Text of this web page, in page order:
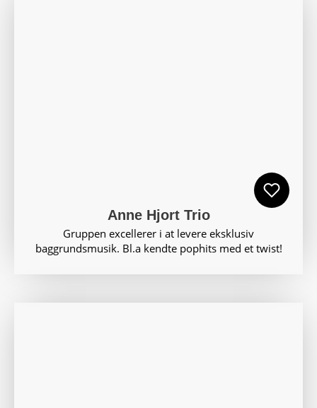
Anne Hjort Trio
Gruppen excellerer i at levere eksklusiv
baggrundsmusik. Bl.a kendte pophits med et twist!